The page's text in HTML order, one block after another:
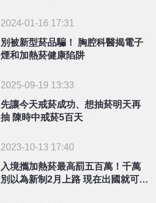
2024-01-16 17:31
別被新型菸品騙！ 胸腔科醫揭電子
煙和加熱菸健康陷阱
2025-09-19 13:33
先讓今天戒菸成功、想抽菸明天再
抽 陳時中戒菸5百天
2023-10-13 17:40
入境攜加熱菸最高罰五百萬！千萬
別以為新制2月上路 現在出國就可以